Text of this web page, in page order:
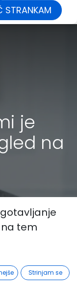
STRANKAM
je
na
na tem
Strinjam se